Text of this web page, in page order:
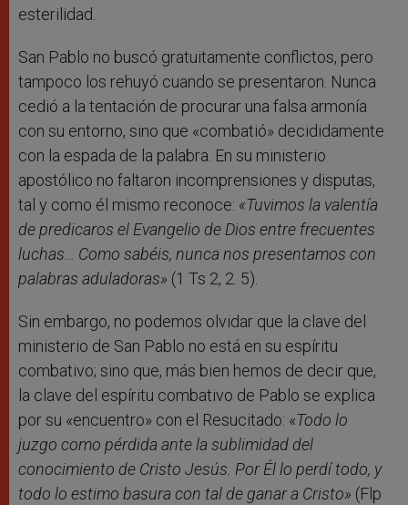
esterilidad.
San Pablo no buscó gratuitamente conflictos, pero
tampoco los rehuyó cuando se presentaron. Nunca
cedió a la tentación de procurar una falsa armonía
con su entorno, sino que «combatió» decididamente
con la espada de la palabra. En su ministerio
apostólico no faltaron incomprensiones y disputas,
tal y como él mismo reconoce: «Tuvimos la valentía
de predicaros el Evangelio de Dios entre frecuentes
luchas… Como sabéis, nunca nos presentamos con
palabras aduladoras» (1 Ts 2, 2. 5).
Sin embargo, no podemos olvidar que la clave del
ministerio de San Pablo no está en su espíritu
combativo; sino que, más bien hemos de decir que,
la clave del espíritu combativo de Pablo se explica
por su «encuentro» con el Resucitado: «Todo lo
juzgo como pérdida ante la sublimidad del
conocimiento de Cristo Jesús. Por Él lo perdí todo, y
todo lo estimo basura con tal de ganar a Cristo» (Flp